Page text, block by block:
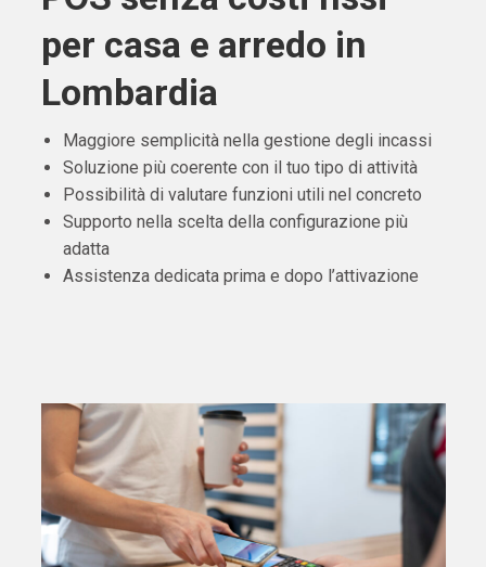
per casa e arredo in
Lombardia
Maggiore semplicità nella gestione degli incassi
Soluzione più coerente con il tuo tipo di attività
Possibilità di valutare funzioni utili nel concreto
Supporto nella scelta della configurazione più
adatta
Assistenza dedicata prima e dopo l’attivazione